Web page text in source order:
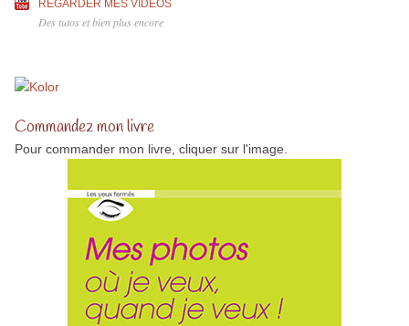
REGARDER MES VIDÉOS
Des tutos et bien plus encore
Commandez mon livre
Pour commander mon livre, cliquer sur l'image.